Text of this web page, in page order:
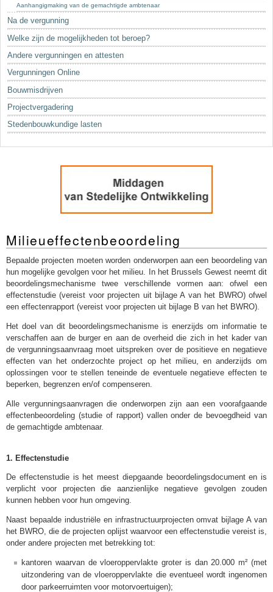
Aanhangigmaking van de gemachtigde ambtenaar
Na de vergunning
Welke zijn de mogelijkheden tot beroep?
Andere vergunningen en attesten
Vergunningen Online
Bouwmisdrijven
Projectvergadering
Stedenbouwkundige lasten
Milieueffectenbeoordeling
Bepaalde projecten moeten worden onderworpen aan een beoordeling van
hun mogelijke gevolgen voor het milieu. In het Brussels Gewest neemt dit
beoordelingsmechanisme twee verschillende vormen aan: ofwel een
effectenstudie (vereist voor projecten uit bijlage A van het BWRO) ofwel
een effectenrapport (vereist voor projecten uit bijlage B van het BWRO).
Het doel van dit beoordelingsmechanisme is enerzijds om informatie te
verschaffen aan de burger en aan de overheid die zich in het kader van
de vergunningsaanvraag moet uitspreken over de positieve en negatieve
effecten van het onderzochte project op het milieu, en anderzijds om
oplossingen voor te stellen teneinde de eventuele negatieve effecten te
beperken, begrenzen en/of compenseren.
Alle vergunningsaanvragen die onderworpen zijn aan een voorafgaande
effectenbeoordeling (studie of rapport) vallen onder de bevoegdheid van
de gemachtigde ambtenaar.
1. Effectenstudie
De effectenstudie is het meest diepgaande beoordelingsdocument en is
verplicht voor projecten die aanzienlijke negatieve gevolgen zouden
kunnen hebben voor hun omgeving.
Naast bepaalde industriële en infrastructuurprojecten omvat bijlage A van
het BWRO, die de projecten oplijst waarvoor een effectenstudie vereist is,
onder andere projecten met betrekking tot:
kantoren waarvan de vloeroppervlakte groter is dan 20.000 m² (met
uitzondering van de vloeroppervlakte die eventueel wordt ingenomen
door parkeerruimten voor motorvoertuigen);